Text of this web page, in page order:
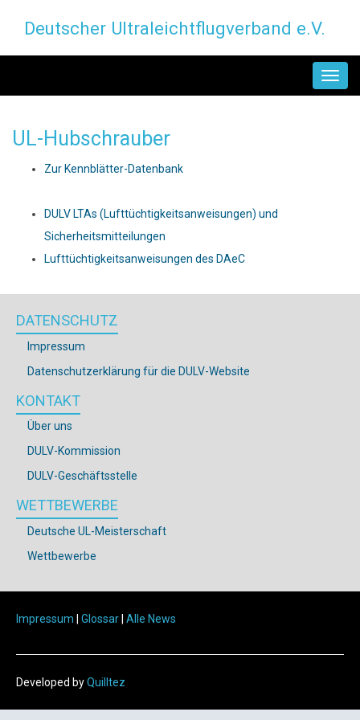
Inhalt
Deutscher Ultraleichtflugverband e.V.
UL-Hubschrauber
Zur Kennblätter-Datenbank
DULV LTAs (Lufttüchtigkeitsanweisungen) und
Sicherheitsmitteilungen
Lufttüchtigkeitsanweisungen des DAeC
DATENSCHUTZ
Impressum
Datenschutzerklärung für die DULV-Website
KONTAKT
Über uns
DULV-Kommission
DULV-Geschäftsstelle
WETTBEWERBE
Deutsche UL-Meisterschaft
Wettbewerbe
Impressum | Glossar| Alle News
Developed byQuilltez